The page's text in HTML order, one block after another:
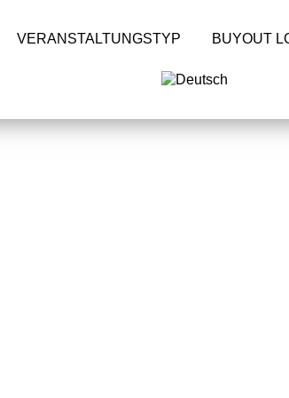
VERANSTALTUNGSTYP BUYOUT